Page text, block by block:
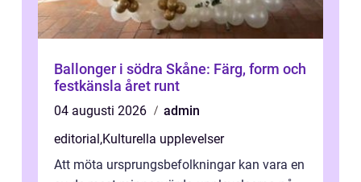
Ballonger i södra Skåne: Färg, form och
festkänsla året runt
04 augusti 2026
admin
editorial ,Kulturella upplevelser
Att möta ursprungsbefolkningar kan vara en